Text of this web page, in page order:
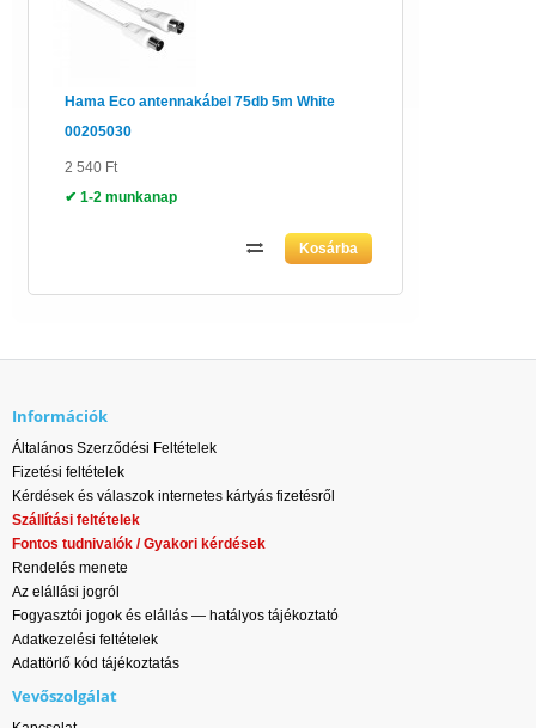
Hama Eco antennakábel 75db 5m White
00205030
2 540 Ft
✔ 1-2 munkanap
Információk
Általános Szerződési Feltételek
Fizetési feltételek
Kérdések és válaszok internetes kártyás fizetésről
Szállítási feltételek
Fontos tudnivalók / Gyakori kérdések
Rendelés menete
Az elállási jogról
Fogyasztói jogok és elállás — hatályos tájékoztató
Adatkezelési feltételek
Adattörlő kód tájékoztatás
Vevőszolgálat